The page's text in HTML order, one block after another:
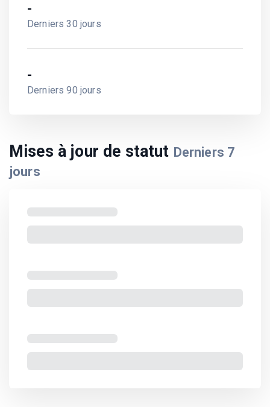
-
Derniers 30 jours
-
Derniers 90 jours
Mises à jour de statut Derniers 7
jours